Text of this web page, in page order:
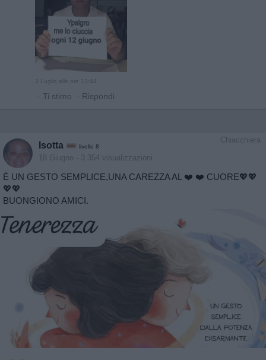
3 Luglio alle ore 13:44
· Ti stimo · Rispondi
Chiacchiera
Isotta livello 8
18 Giugno - 3.354 visualizzazioni
È UN GESTO SEMPLICE,UNA CAREZZA AL ❤️ ❤️ CUORE💖💖
💖💖
BUONGIONO AMICI.